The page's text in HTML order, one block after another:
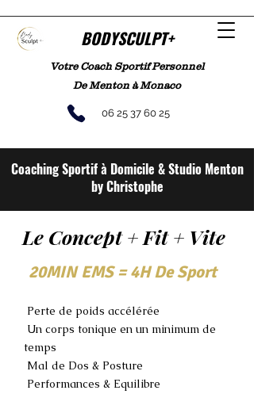
BODYSCULPT+
Votre Coach Sportif Personnel
De Menton à Monaco
06 25 37 60 25
Coaching Sportif à Domicile & Studio Menton
by Christophe
Le Concept + Fit + Vite
20MIN EMS = 4H De Sport
Perte de poids accélérée
​ Un corps tonique en un minimum de
temps
Mal de Dos & Posture
Performances & Equilibre